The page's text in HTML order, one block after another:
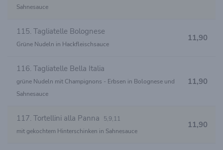
Sahnesauce
115. Tagliatelle Bolognese
Grüne Nudeln in Hackfleischsauce
11,90
116. Tagliatelle Bella Italia
grüne Nudeln mit Champignons - Erbsen in Bolognese und
Sahnesauce
11,90
117. Tortellini alla Panna
5,9,11
mit gekochtem Hinterschinken in Sahnesauce
11,90